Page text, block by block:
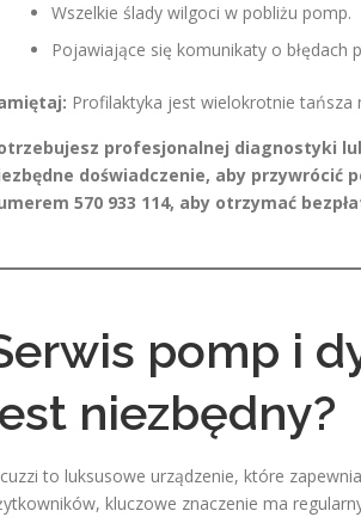
Wszelkie ślady wilgoci w pobliżu pomp.
Pojawiające się komunikaty o błędach
Profilaktyka jest wielokrotnie
profesjonalnej diagnostyki
doświadczenie, aby przywrócić
570 933 114, aby otrzymać
pomp i
niezbędny?
to luksusowe urządzenie, które
kluczowe znaczenie ma